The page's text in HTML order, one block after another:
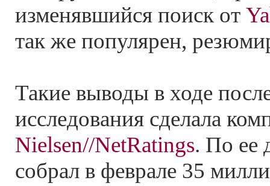
изменявшийся поиск от
так же популярен,
Такие выводы в ходе
исследования сделала
Nielsen//NetRatings. По ее
собрал в феврале 35